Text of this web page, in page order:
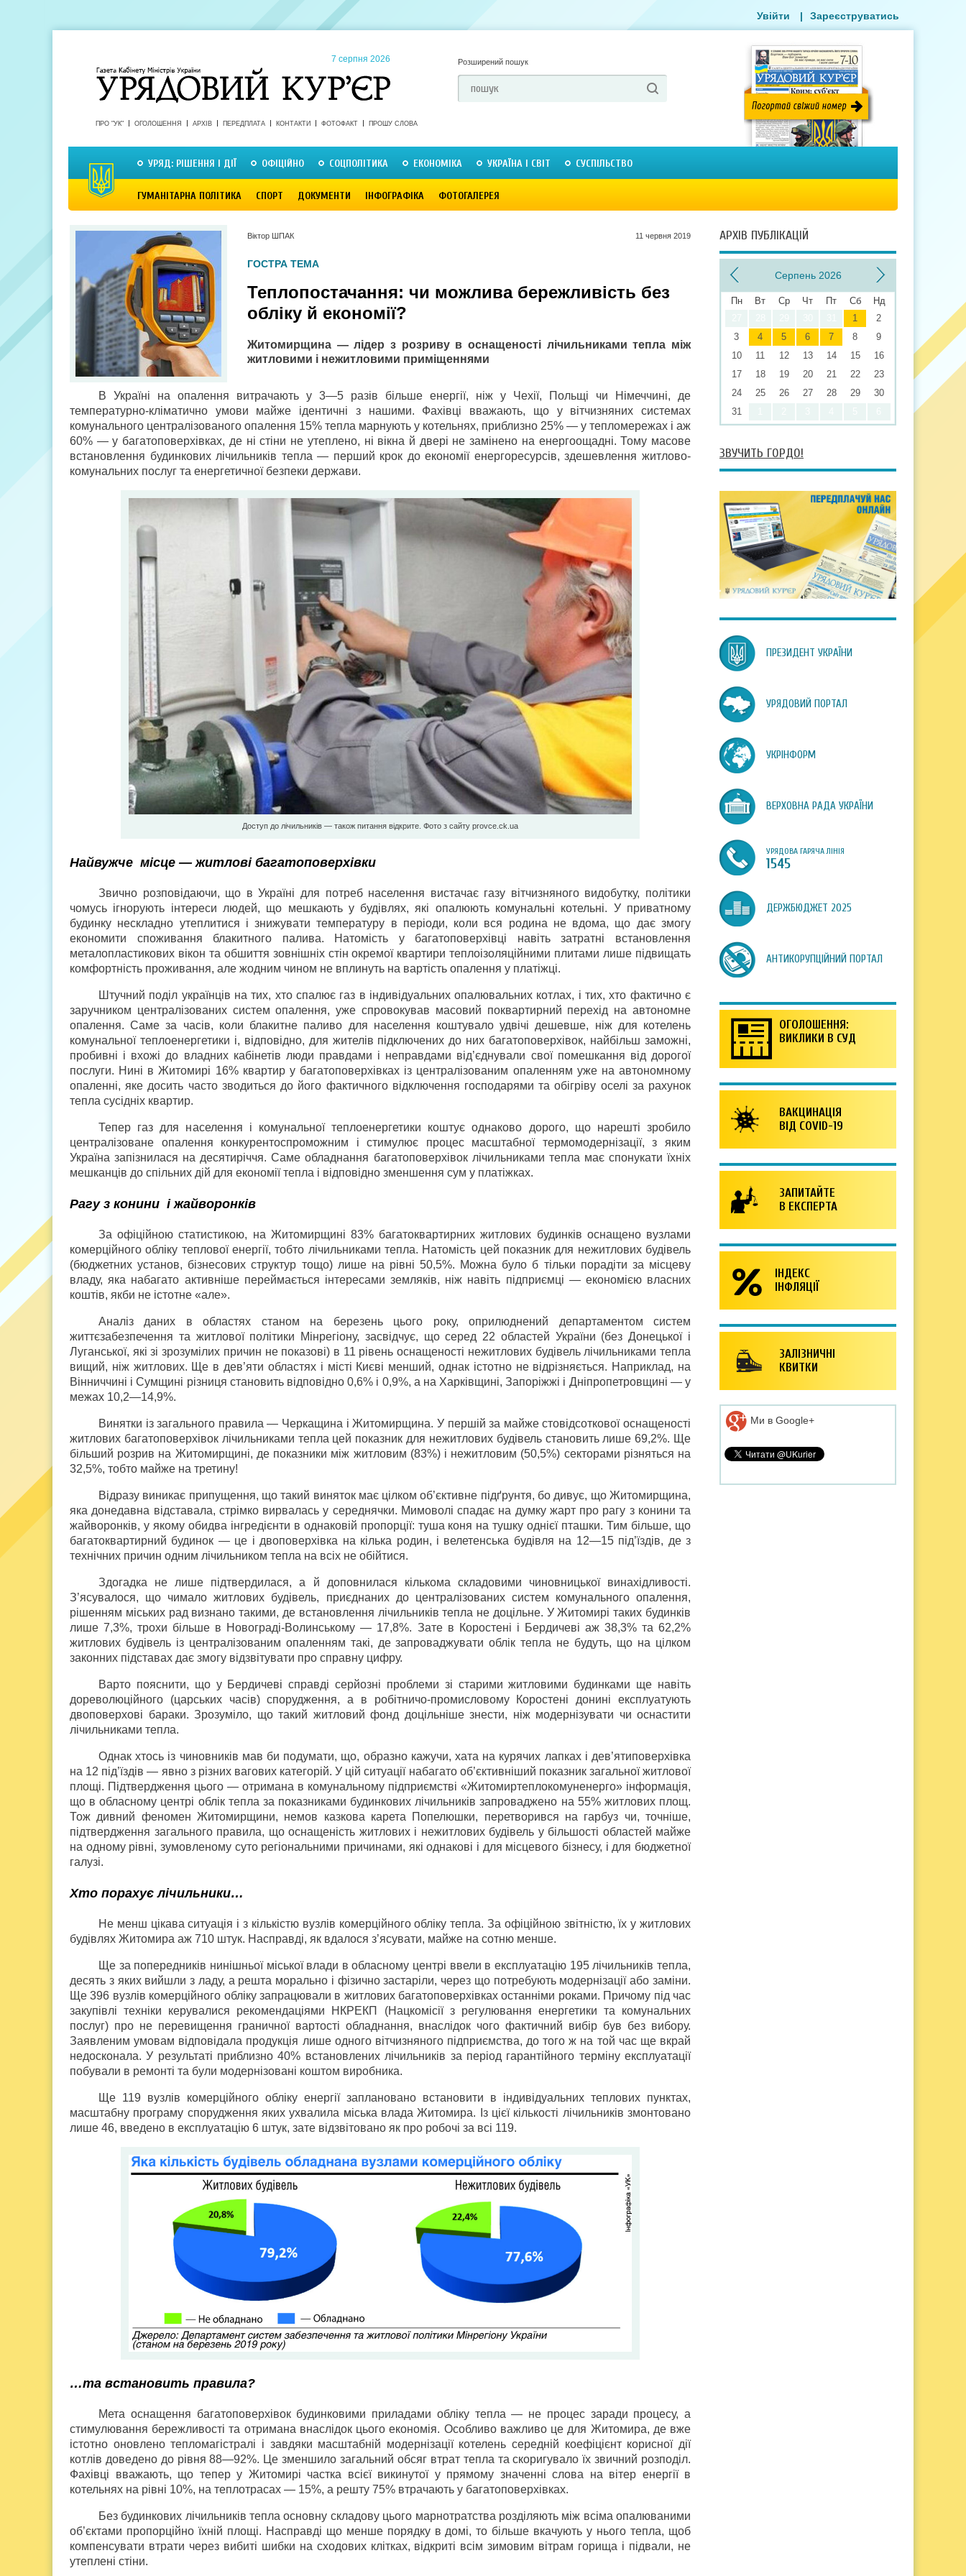
7 серпня 2026 Розширений пошук
ПРО "УК" ОГОЛОШЕННЯ АРХІВ ПЕРЕДПЛАТА КОНТАКТИ ФОТОФАКТ ПРОШУ СЛОВА
УРЯД: РІШЕННЯ І ДІЇ ОФІЦІЙНО СОЦПОЛІТИКА ЕКОНОМІКА УКРАЇНА І СВІТ СУСПІЛЬСТВО
ГУМАНІТАРНА ПОЛІТИКА СПОРТ ДОКУМЕНТИ ІНФОГРАФІКА ФОТОГАЛЕРЕЯ
Увійти | Зареєструватись
Віктор ШПАК 11 червня 2019
ГОСТРА ТЕМА
Теплопостачання: чи можлива бережливість без
обліку й економії?
Житомирщина — лідер з розриву в оснащеності лічильниками тепла між
житловими і нежитловими приміщеннями
В Україні на опалення витрачають у 3—5 разів більше енергії, ніж у Чехії, Польщі чи Німеччині, де
температурно-кліматично умови майже ідентичні з нашими. Фахівці вважають, що у вітчизняних системах
комунального централізованого опалення 15% тепла марнують у котельнях, приблизно 25% — у тепломережах і аж
60% — у багатоповерхівках, де ні стіни не утеплено, ні вікна й двері не замінено на енергоощадні. Тому масове
встановлення будинкових лічильників тепла — перший крок до економії енергоресурсів, здешевлення житлово-
комунальних послуг та енергетичної безпеки держави.
Доступ до лічильників — також питання відкрите. Фото з сайту provce.ck.ua
Найвужче місце — житлові багатоповерхівки
Звично розповідаючи, що в Україні для потреб населення вистачає газу вітчизняного видобутку, політики
чомусь ігнорують інтереси людей, що мешкають у будівлях, які опалюють комунальні котельні. У приватному
будинку нескладно утеплитися і знижувати температуру в періоди, коли вся родина не вдома, що дає змогу
економити споживання блакитного палива. Натомість у багатоповерхівці навіть затратні встановлення
металопластикових вікон та обшиття зовнішніх стін окремої квартири теплоізоляційними плитами лише підвищать
комфортність проживання, але жодним чином не вплинуть на вартість опалення у платіжці.
Штучний поділ українців на тих, хто спалює газ в індивідуальних опалювальних котлах, і тих, хто фактично є
заручником централізованих систем опалення, уже спровокував масовий поквартирний перехід на автономне
опалення. Саме за часів, коли блакитне паливо для населення коштувало удвічі дешевше, ніж для котелень
комунальної теплоенергетики і, відповідно, для жителів підключених до них багатоповерхівок, найбільш заможні,
пробивні і вхожі до владних кабінетів люди правдами і неправдами від’єднували свої помешкання від дорогої
послуги. Нині в Житомирі 16% квартир у багатоповерхівках із централізованим опаленням уже на автономному
опаленні, яке досить часто зводиться до його фактичного відключення господарями та обігріву оселі за рахунок
тепла сусідніх квартир.
Тепер газ для населення і комунальної теплоенергетики коштує однаково дорого, що нарешті зробило
централізоване опалення конкурентоспроможним і стимулює процес масштабної термомодернізації, з яким
Україна запізнилася на десятиріччя. Саме обладнання багатоповерхівок лічильниками тепла має спонукати їхніх
мешканців до спільних дій для економії тепла і відповідно зменшення сум у платіжках.
Рагу з конини і жайворонків
За офіційною статистикою, на Житомирщині 83% багатоквартирних житлових будинків оснащено вузлами
комерційного обліку теплової енергії, тобто лічильниками тепла. Натомість цей показник для нежитлових будівель
(бюджетних установ, бізнесових структур тощо) лише на рівні 50,5%. Можна було б тільки порадіти за місцеву
владу, яка набагато активніше переймається інтере­сами земляків, ніж навіть підприємці — економією власних
коштів, якби не істотне «але».
Аналіз даних в областях станом на березень цього року, оприлюднений департаментом систем
життєзабезпечення та житлової політики Мінрегіону, засвідчує, що серед 22 областей України (без Донецької і
Луганської, які зі зрозумілих причин не показові) в 11 рівень оснащеності нежитлових будівель лічильниками тепла
вищий, ніж житлових. Ще в дев’яти областях і місті Києві менший, однак істотно не відрізняється. Наприклад, на
Вінниччині і Сумщині різниця становить відповідно 0,6% і 0,9%, а на Харківщині, Запоріжжі і Дніпропетровщині — у
межах 10,2—14,9%.
Винятки із загального правила — Черкащина і Житомирщина. У першій за майже стовідсоткової оснащеності
житлових багатоповерхівок лічильниками тепла цей показник для нежитлових будівель становить лише 69,2%. Ще
більший розрив на Житомирщині, де показники між житловим (83%) і нежитловим (50,5%) секторами різняться на
32,5%, тобто майже на третину!
Відразу виникає припущення, що такий виняток має цілком об’єктивне підґрунтя, бо дивує, що Житомирщина,
яка донедавна відставала, стрімко вирвалась у середнячки. Мимоволі спадає на думку жарт про рагу з конини та
жайворонків, у якому обидва інгредієнти в однаковій пропорції: туша коня на тушку однієї пташки. Тим більше, що
багатоквартирний будинок — це і двоповерхівка на кілька родин, і велетенська будівля на 12—15 під’їздів, де з
технічних причин одним лічильником тепла на всіх не обійтися.
Здогадка не лише підтвердилася, а й доповнилася кількома складовими чиновницької винахідливості.
З’ясувалося, що чимало житлових будівель, приєднаних до централізованих систем комунального опалення,
рішенням міських рад визнано такими, де встановлення лічильників тепла не доцільне. У Житомирі таких будинків
лише 7,3%, трохи більше в Новограді-Волинському — 17,8%. Зате в Коростені і Бердичеві аж 38,3% та 62,2%
житлових будівель із централізованим опаленням такі, де запроваджувати облік тепла не будуть, що на цілком
законних підставах дає змогу відзвітувати про справну цифру.
Варто пояснити, що у Бердичеві справді серйозні проблеми зі старими житловими будинками ще навіть
дореволюційного (царських часів) спорудження, а в робітничо-промисловому Коростені донині експлуатують
двоповерхові бараки. Зрозуміло, що такий житловий фонд доцільніше знести, ніж модернізувати чи оснастити
лічильниками тепла.
Однак хтось із чиновників мав би подумати, що, образно кажучи, хата на курячих лапках і дев’ятиповерхівка
на 12 під’їздів — явно з різних вагових категорій. У цій ситуації набагато об’єктивніший показник загальної житлової
площі. Підтвердження цього — отримана в комунальному підприємстві «Житомиртеплокомуненерго» інформація,
що в обласному центрі облік тепла за показниками будинкових лічильників запроваджено на 55% житлових площ.
Тож дивний феномен Житомирщини, немов казкова карета Попелюшки, перетворився на гарбуз чи, точніше,
підтвердження загального правила, що оснащеність житлових і нежитлових будівель у більшості областей майже
на одному рівні, зумовленому суто регіональними причинами, які однакові і для місцевого бізнесу, і для бюджетної
галузі.
Хто порахує лічильники…
Не менш цікава ситуація і з кількістю вузлів комерційного обліку тепла. За офіційною звітністю, їх у житлових
будівлях Житомира аж 710 штук. Насправді, як вдалося з’ясувати, майже на сотню менше.
Ще за попередників нинішньої міської влади в обласному центрі ввели в експлуатацію 195 лічильників тепла,
десять з яких вийшли з ладу, а решта морально і фізично застаріли, через що потребують модернізації або заміни.
Ще 396 вузлів комерційного обліку запрацювали в житлових багатоповерхівках останніми роками. Причому під час
закупівлі техніки керувалися рекомендаціями НКРЕКП (Нацкомісії з регулювання енергетики та комунальних
послуг) про не перевищення граничної вартості обладнання, внаслідок чого фактичний вибір був без вибору.
Заявленим умовам відповідала продукція лише одного вітчизняного підприємства, до того ж на той час ще вкрай
недосконала. У результаті приблизно 40% встановлених лічильників за період гарантійного терміну експлуатації
побували в ремонті та були модернізовані коштом виробника.
Ще 119 вузлів комерційного обліку енергії заплановано встановити в індивідуальних теплових пунктах,
масштабну програму спорудження яких ухвалила міська влада Житомира. Із цієї кількості лічильників змонтовано
лише 46, введено в експлуатацію 6 штук, зате відзвітовано як про робочі за всі 119.
…та встановить правила?
Мета оснащення багатоповерхівок будинковими приладами обліку тепла — не процес заради процесу, а
стимулювання бережливості та отримана внаслідок цього економія. Особливо важливо це для Житомира, де вже
істотно оновлено тепломагістралі і завдяки масштабній модернізації котелень середній коефіцієнт корисної дії
котлів доведено до рівня 88—92%. Це зменшило загальний обсяг втрат тепла та скоригувало їх звичний розподіл.
Фахівці вважають, що тепер у Житомирі частка всієї викинутої у прямому значенні слова на вітер енергії в
котельнях на рівні 10%, на теплотрасах — 15%, а решту 75% втрачають у багатоповерхівках.
Без будинкових лічильників тепла основну складову цього марнотратства розділяють між всіма опалюваними
об’єктами пропорційно їхній площі. Насправді що менше порядку в домі, то більше вкачують у нього тепла, щоб
компенсувати втрати через вибиті шибки на сходових клітках, відкриті всім зимовим вітрам горища і підвали, не
утеплені стіни.
АРХІВ ПУБЛІКАЦІЙ
Серпень 2026
Пн Вт Ср Чт Пт Сб
Нд
1
2
3
4 5 6 7 8
9
10
11 12 13 14 15
16
17
18 19 20 21 22
23
24
25 26 27 28 29
30
31
ЗВУЧИТЬ ГОРДО!
ПРЕЗИДЕНТ УКРАЇНИ
УРЯДОВИЙ ПОРТАЛ
УКРІНФОРМ
ВЕРХОВНА РАДА УКРАЇНИ
УРЯДОВА ГАРЯЧА ЛІНІЯ
1545
ДЕРЖБЮДЖЕТ 2025
АНТИКОРУПЦІЙНИЙ ПОРТАЛ
ОГОЛОШЕННЯ:
ВИКЛИКИ В СУД
ВАКЦИНАЦІЯ
ВІД COVID-19
ЗАПИТАЙТЕ
В ЕКСПЕРТА
ІНДЕКС
ІНФЛЯЦІЇ
ЗАЛІЗНИЧНІ
КВИТКИ
Ми в Google+